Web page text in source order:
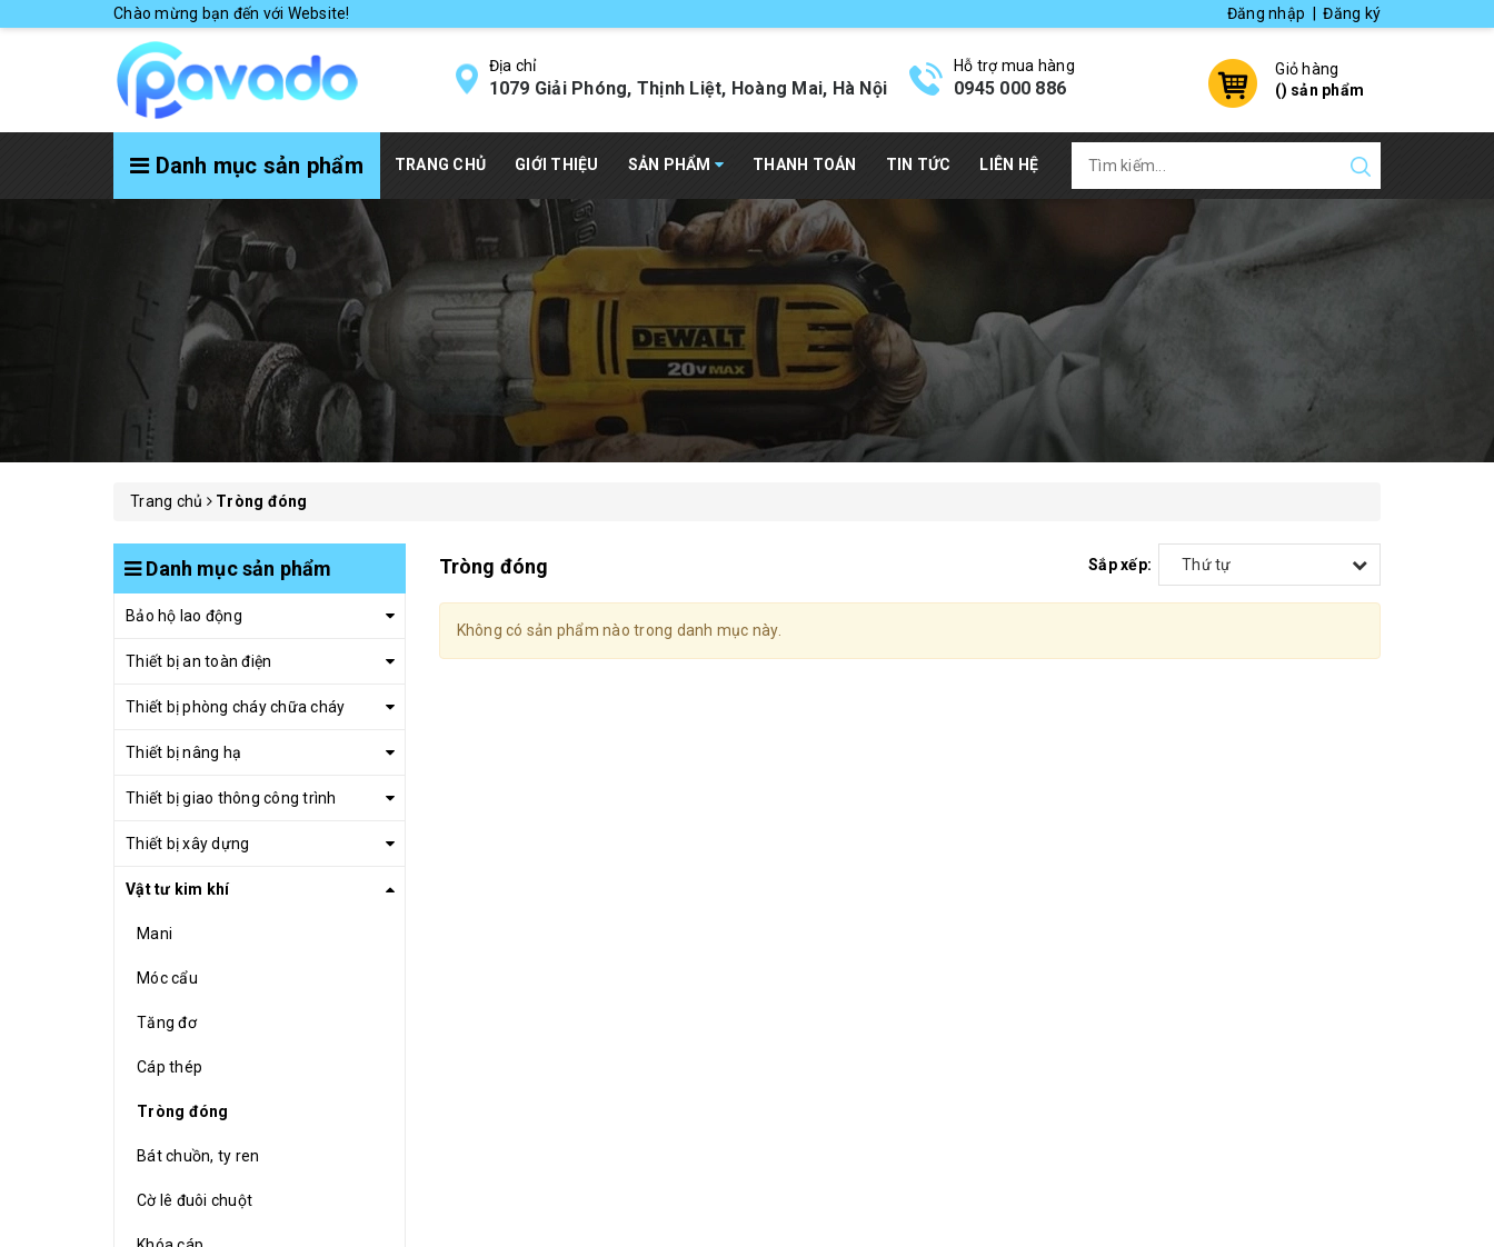
Chào mừng bạn đến với Website! Đăng nhập Đăng ký
Địa chỉ
1079 Giải Phóng, Thịnh Liệt, Hoàng Mai, Hà Nội
Hỗ trợ mua hàng
0945 000 886
Giỏ hàng
() sản phẩm
Danh mục sản phẩm TRANG CHỦ GIỚI THIỆU SẢN PHẨM THANH TOÁN TIN TỨC LIÊN HỆ
Trang chủ Tròng đóng
Tròng đóng Sắp xếp: Thứ tự
Không có sản phẩm nào trong danh mục này.
Danh mục sản phẩm
Bảo hộ lao động
Thiết bị an toàn điện
Thiết bị phòng cháy chữa cháy
Thiết bị nâng hạ
Thiết bị giao thông công trình
Thiết bị xây dựng
Vật tư kim khí
Mani
Móc cẩu
Tăng đơ
Cáp thép
Tròng đóng
Bát chuồn, ty ren
Cờ lê đuôi chuột